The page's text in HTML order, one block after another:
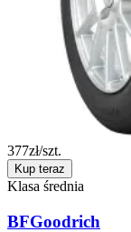
377zł/szt.
Kup teraz
Klasa średnia
BFGoodrich